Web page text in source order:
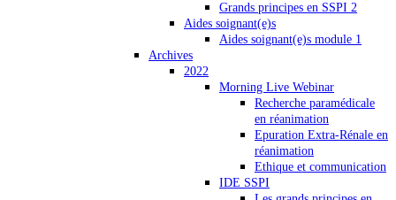
Grands principes en SSPI 2
Aides soignant(e)s
Aides soignant(e)s module 1
Archives
2022
Morning Live Webinar
Recherche paramédicale
en réanimation
Epuration Extra-Rénale en
réanimation
Ethique et communication
IDE SSPI